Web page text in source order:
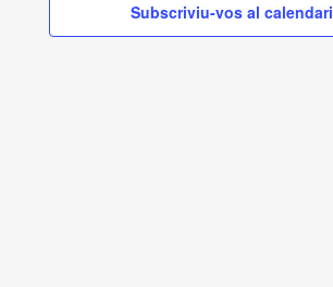
Subscriviu-vos al calendari